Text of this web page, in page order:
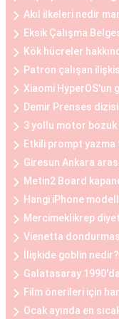
Büyük göğüslerin
rahatsızlıklar
kadınlar, göğüs
edebilirler. Bu
yağın
küçültme estetiği,
hafifletmek,
kalitesini artırmak
oldukça yaygındır.
Göğüs Küçültme
Göğüs estetiği
sonrasında belirli
öncesinde, hasta
beklentiler
Operasyon
Akıl ilkeleri nedir
Eksik Çalışma
Kök hücreler
Patron çalışan
Xiaomi HyperOS'un
Demir Prenses
3 yollu motor bozuk
Etkili prompt
Giresun Ankara
Metin2 Board
Hangi iPhone
Mercimeklikrep
Vienetta
İlişkide goblin nedir?
Galatasaray
Film önerileri için
Ocak ayında en